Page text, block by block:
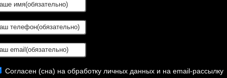
Согласен (сна) на обработку личных данных и на email-рассылку